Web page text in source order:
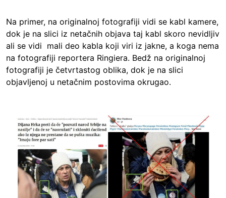
Na primer, na originalnoj fotografiji vidi se kabl kamere,
dok je na slici iz netačnih objava taj kabl skoro nevidljiv
ali se vidi mali deo kabla koji viri iz jakne, a koga nema
na fotografiji reportera Ringiera. Bedž na originalnoj
fotografiji je četvrtastog oblika, dok je na slici
objavljenoj u netačnim postovima okrugao.
Image